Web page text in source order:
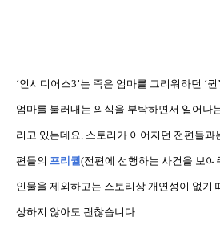
‘인시디어스3’는 죽은 엄마를 그리워하던 ‘퀸 ’
엄마를 불러내는 의식을 부탁하면서 일어나
리고 있는데요 스토리가 이어지던 전편들과
편들의 프리퀄 (전편에 선행하는 사건을 보여
인물을 제외하고는 스토리상 개연성이 없기
상하지 않아도 괜찮습니다